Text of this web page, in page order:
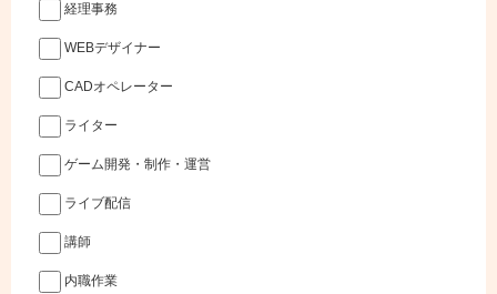
経理事務
WEBデザイナー
CADオペレーター
ライター
ゲーム開発・制作・運営
ライブ配信
講師
内職作業